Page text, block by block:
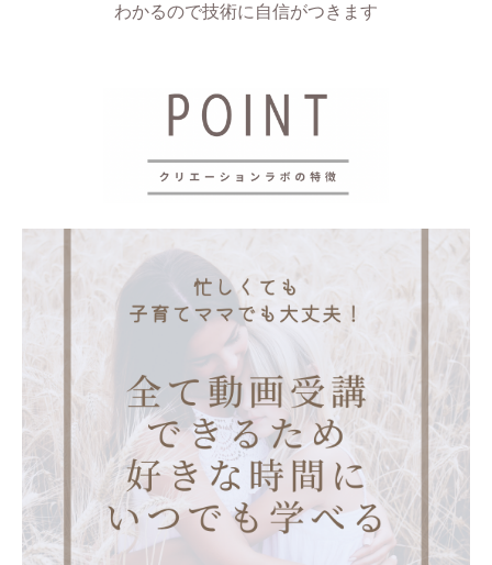
わかるので技術に自信がつきます